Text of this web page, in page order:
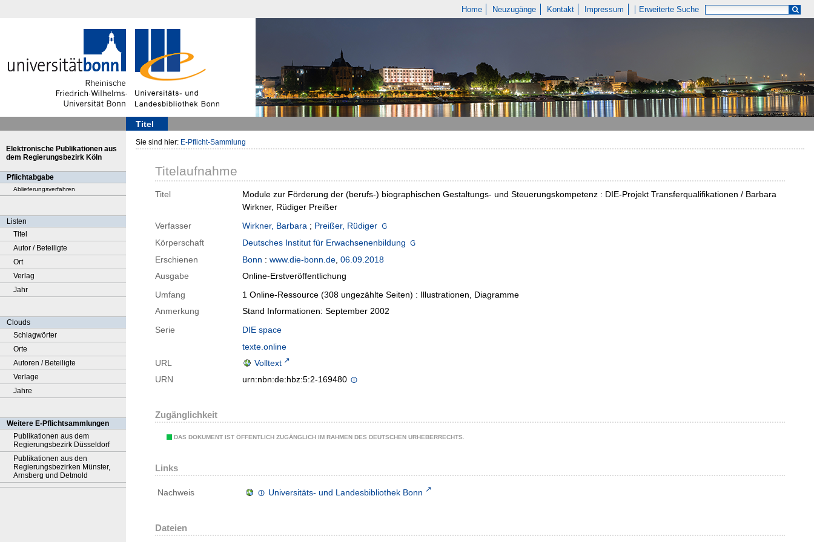
Home Neuzugänge Kontakt Impressum Erweiterte Suche
Titel
Elektronische Publikationen aus
dem Regierungsbezirk Köln
Pflichtabgabe
Ablieferungsverfahren
Listen
Titel
Autor / Beteiligte
Ort
Verlag
Jahr
Clouds
Schlagwörter
Orte
Autoren / Beteiligte
Verlage
Jahre
Weitere E-Pflichtsammlungen
Publikationen aus dem
Regierungsbezirk Düsseldorf
Publikationen aus den
Regierungsbezirken Münster,
Arnsberg und Detmold
Sie sind hier: E-Pflicht-Sammlung
Titelaufnahme
Titel
Module zur Förderung der (berufs-) biographischen Gestaltungs- und Steuerungskompetenz : DIE-Projekt Transferqualifikationen / Barbara
Wirkner, Rüdiger Preißer
Verfasser
Wirkner, Barbara ; Preißer, Rüdiger
Körperschaft
Deutsches Institut für Erwachsenenbildung
Erschienen
Bonn : www.die-bonn.de, 06.09.2018
Ausgabe
Online-Erstveröffentlichung
Umfang
1 Online-Ressource (308 ungezählte Seiten) : Illustrationen, Diagramme
Anmerkung
Stand Informationen: September 2002
Serie
DIE space
texte.online
URL
Volltext
URN
urn:nbn:de:hbz:5:2-169480
Zugänglichkeit
DAS DOKUMENT IST ÖFFENTLICH ZUGÄNGLICH IM RAHMEN DES DEUTSCHEN URHEBERRECHTS.
Links
Nachweis Universitäts- und Landesbibliothek Bonn
Dateien